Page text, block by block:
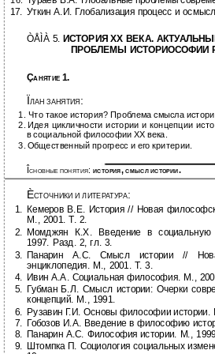
17. Уткин А.И. Глобализация процесс и
ÒÅÌÀ 5. ИСТОРИЯ ХХ ВЕКА.
ПРОБЛЕМЫ ИСТОРИОСОФИИ
ÇАНЯТИЕ1.
ЛАН ЗАНЯТИЯ :
1. Что такое история? Проблема смысла
2. Идея цикличности истории и концепции
в социальной философии ХХ века.
3. Общественный прогресс и его критерии.
СНОВНЫЕ ПОНЯТИЯ : ИСТОРИЯ ,СМЫСЛ ИСТОРИИ .
ÈСТОЧНИКИ И ЛИТЕРАТУРА:
1. Кемеров В.Е. История // Новая
М., 2001. Т. 2.
2. Момджян К.Х. Введение в
1997. Разд. 2, гл. 3.
3.
Панарин А.С. Смысл истории //
энциклопедия. М., 2001. Т. 3.
4. Ивин А.А. Социальная философия. М.,
5. Губман Б.Л. Смысл истории: Очерки
концепций. М., 1991.
6.
Рузавин Г.И. Основы философии истории.
7. Гобозов И.А. Введение в философию
8. Панарин А.С. Философия истории. М.,
9. Штомпка П. Социология социальных